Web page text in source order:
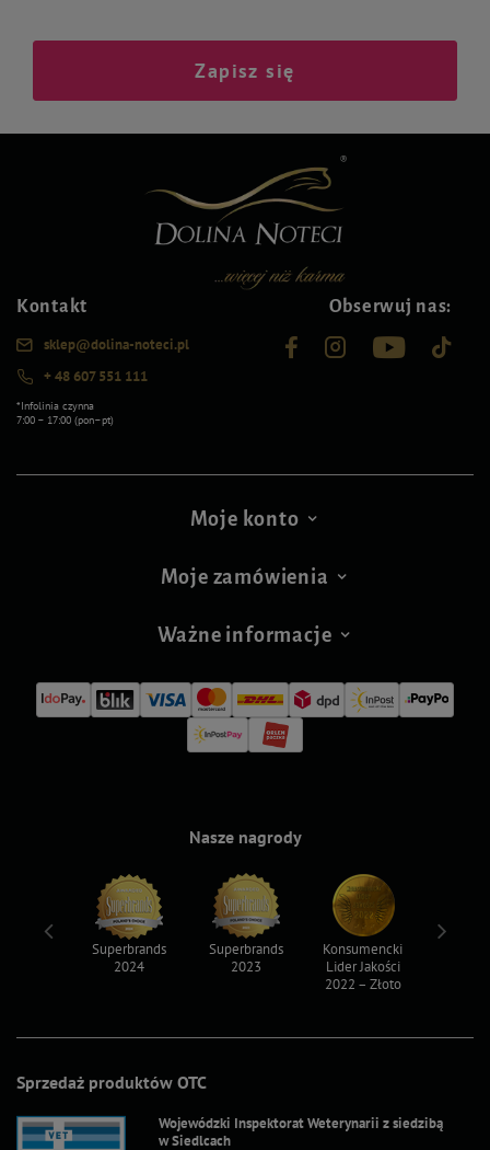
Zapisz się
Kontakt
sklep@dolina-noteci.pl
+ 48 607 551 111
*Infolinia czynna
7:00 – 17:00 (pon–pt)
Obserwuj nas:
Moje konto
Moje zamówienia
Ważne informacje
Sprzedaż produktów OTC
Wojewódzki Inspektorat Weterynarii z siedzibą
w Siedlcach
Nasze nagrody
Superbrands
2024
Superbrands
2023
Konsumencki
Lider Jakości
2022 – Złoto